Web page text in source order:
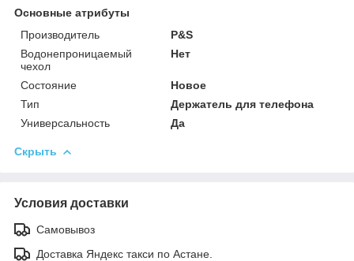
Основные атрибуты
Производитель
P&S
Водонепроницаемый
чехол
Нет
Состояние
Новое
Тип
Держатель для телефона
Универсальность
Да
Скрыть
Условия доставки
Самовывоз
Доставка Яндекс такси по Астане.